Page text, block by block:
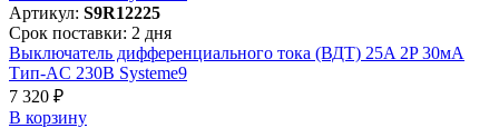
Артикул: S9R12225
Срок поставки: 2 дня
Выключатель дифференциального тока (ВДТ) 25A 2P 30мА
Тип-AC 230В Systeme9
7 320 ₽
В корзинy